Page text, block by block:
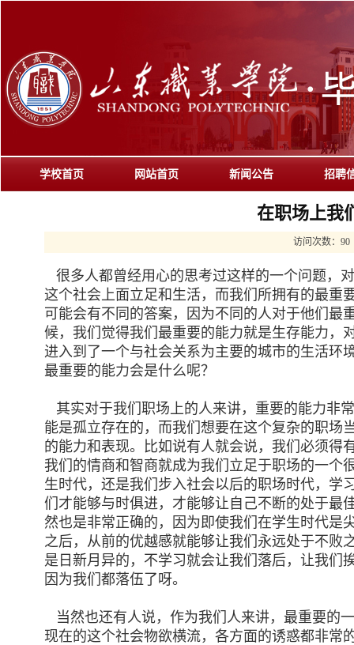
学校首页 网站首页 新闻公告 招聘
在职场上我
访问次数： 90
很多人都曾经用心的思考过这样的一个问题，
这个社会上面立足和生活，而我们所拥有的最重
可能会有不同的答案，因为不同的人对于他们最
候，我们觉得我们最重要的能力就是生存能力，
进入到了一个与社会关系为主要的城市的生活环
最重要的能力会是什么呢？
其实对于我们职场上的人来讲，重要的能力非
能是孤立存在的，而我们想要在这个复杂的职场
的能力和表现。比如说有人就会说，我们必须得
我们的情商和智商就成为我们立足于职场的一个
生时代，还是我们步入社会以后的职场时代，学
们才能够与时俱进，才能够让自己不断的处于最
然也是非常正确的，因为即使我们在学生时代是
之后，从前的优越感就能够让我们永远处于不败
是日新月异的，不学习就会让我们落后，让我们
因为我们都落伍了呀。
当然也还有人说，作为我们人来讲，最重要的
现在的这个社会物欲横流，各方面的诱惑都非常